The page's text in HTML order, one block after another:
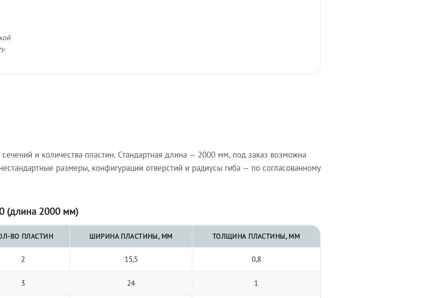
и количества пластин. Стандартная длина — 2000 мм, под заказ возможна
размеры, конфигурации отверстий и радиусы гиба — по согласованному
(длина 2000 мм)
ВО ПЛАСТИН ШИРИНА ПЛАСТИНЫ, ММ ТОЛЩИНА ПЛАСТИНЫ, ММ
2 15,5 0,8
3 24 1